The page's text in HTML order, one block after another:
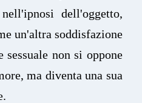
dell'oggetto,
un'altra soddisfazione
non si oppone
ma diventa una sua